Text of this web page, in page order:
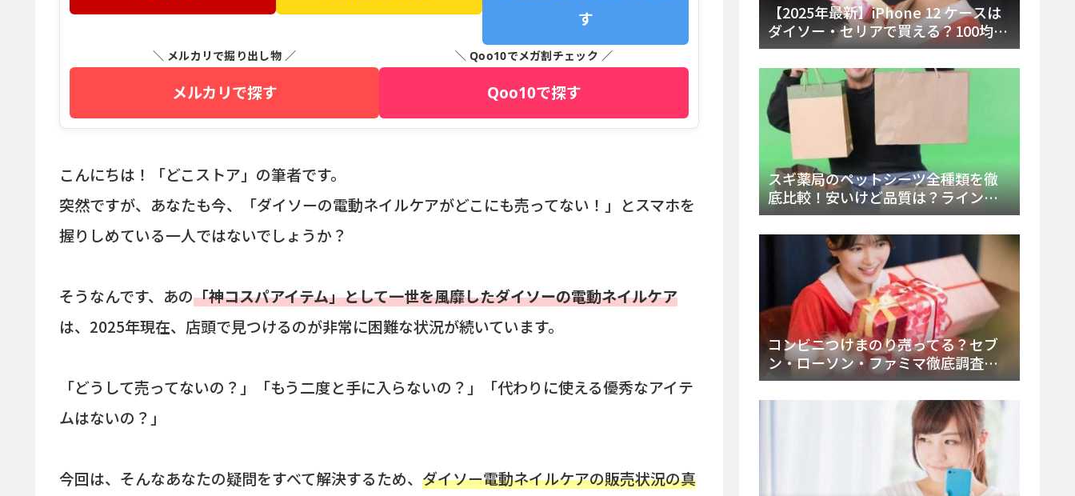
す
＼ メルカリで掘り出し物 ／
メルカリで探す
＼ Qoo10でメガ割チェック ／
Qoo10で探す
こんにちは！「どこストア」の筆者です。
突然ですが、あなたも今、「ダイソーの電動ネイルケアがどこにも売ってない！」とスマホを
握りしめている一人ではないでしょうか？
そうなんです、あの「神コスパアイテム」として一世を風靡したダイソーの電動ネイルケア
は、2025年現在、店頭で見つけるのが非常に困難な状況が続いています。
「どうして売ってないの？」「もう二度と手に入らないの？」「代わりに使える優秀なアイテ
ムはないの？」
今回は、そんなあなたの疑問をすべて解決するため、 ダイソー電動ネイルケアの販売状況の真
【2025年最新】iPhone 12 ケースは
ダイソー・セリアで買える？100均の
在庫状況と失敗しない選び方を徹底
解説！
スギ薬局のペットシーツ全種類を徹
底比較！安いけど品質は？ラインナ
ップと販売店（Amazon・楽天含む）
をチェック
コンビニつけまのり売ってる？セブ
ン・ローソン・ファミマ徹底調査！
ドンキや薬局、Amazon楽天で買う方
法まとめ